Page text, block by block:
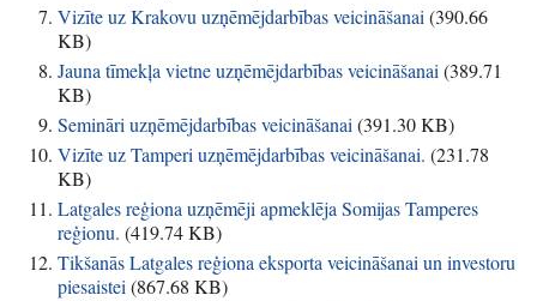
Vizīte uz Krakovu uzņēmējdarbības veicināšanai (390.66
KB)
Jauna tīmekļa vietne uzņēmējdarbības veicināšanai (389.71
KB)
Semināri uzņēmējdarbības veicināšanai (391.30 KB)
Vizīte uz Tamperi uzņēmējdarbības veicināšanai. (231.78
KB)
Latgales reģiona uzņēmēji apmeklēja Somijas Tamperes
reģionu. (419.74 KB)
Tikšanās Latgales reģiona eksporta veicināšanai un investoru
piesaistei (867.68 KB)